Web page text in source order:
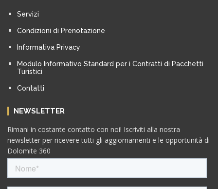
Servizi
Condizioni di Prenotazione
Informativa Privacy
Modulo Informativo Standard per i Contratti di Pacchetti
Turistici
Contatti
NEWSLETTER
Rimani in costante contatto con noi! Iscriviti alla nostra
newsletter per ricevere tutti gli aggiornamenti e le opportunità di
Dolomite 360